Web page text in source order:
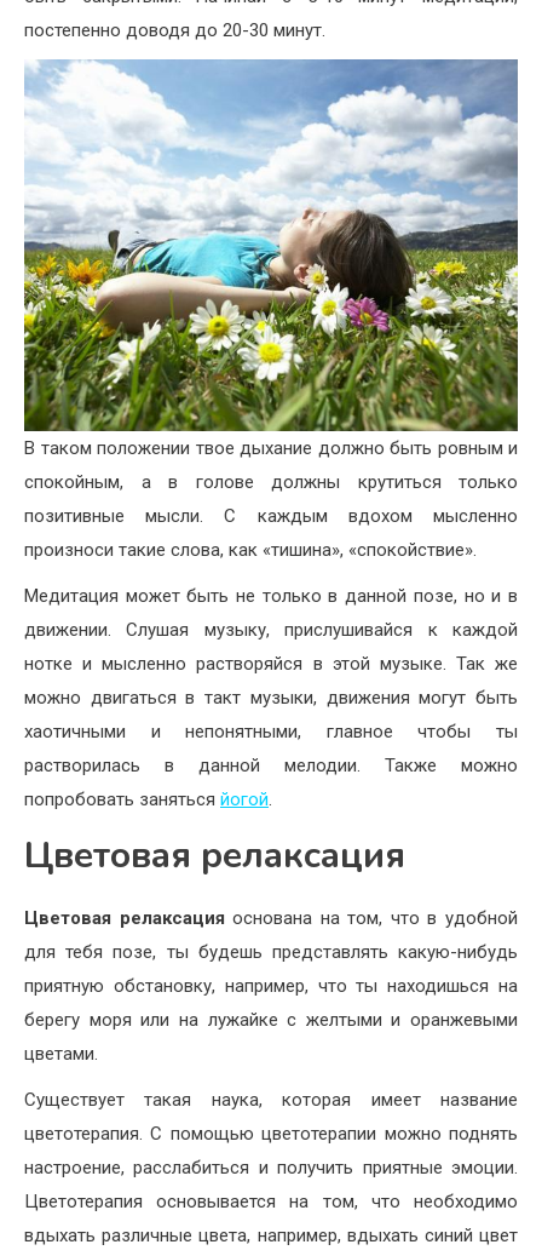
постепенно доводя до 20-30 минут.
В таком положении твое дыхание должно быть ровным и
спокойным, а в голове должны крутиться только
позитивные мысли. С каждым вдохом мысленно
произноси такие слова, как «тишина», «спокойствие».
Медитация может быть не только в данной позе, но и в
движении. Слушая музыку, прислушивайся к каждой
нотке и мысленно растворяйся в этой музыке. Так же
можно двигаться в такт музыки, движения могут быть
хаотичными и непонятными, главное чтобы ты
растворилась в данной мелодии. Также можно
попробовать заняться йогой.
Цветовая релаксация
Цветовая релаксация основана на том, что в удобной
для тебя позе, ты будешь представлять какую-нибудь
приятную обстановку, например, что ты находишься на
берегу моря или на лужайке с желтыми и оранжевыми
цветами.
Существует такая наука, которая имеет название
цветотерапия. С помощью цветотерапии можно поднять
настроение, расслабиться и получить приятные эмоции.
Цветотерапия основывается на том, что необходимо
вдыхать различные цвета, например, вдыхать синий цвет